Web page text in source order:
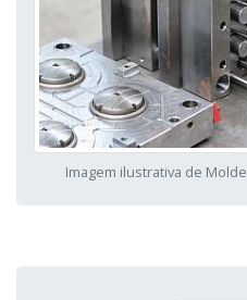
Imagem ilustrativa de